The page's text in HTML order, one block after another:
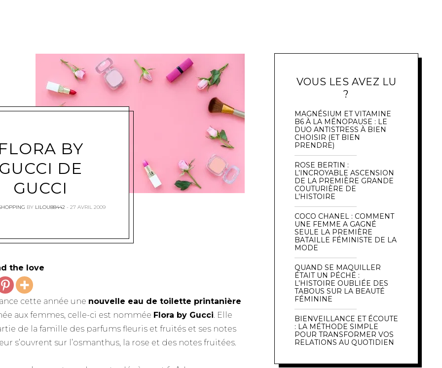
FLORA BY
GUCCI DE
GUCCI
BY LILOU88442 27 AVRIL 2009
the love
cette année une nouvelle eau de toilette printanière
aux femmes, celle-ci est nommée Flora by Gucci. Elle
de la famille des parfums fleuris et fruités et ses notes
s’ouvrent sur l’osmanthus, la rose et des notes fruitées.
VOUS LES AVEZ LU
?
MAGNÉSIUM ET VITAMINE
B6 À LA MÉNOPAUSE : LE
DUO ANTISTRESS À BIEN
CHOISIR (ET BIEN
PRENDRE)
ROSE BERTIN :
L’INCROYABLE ASCENSION
DE LA PREMIÈRE GRANDE
COUTURIÈRE DE
L’HISTOIRE
COCO CHANEL : COMMENT
UNE FEMME A GAGNÉ
SEULE LA PREMIÈRE
BATAILLE FÉMINISTE DE LA
MODE
QUAND SE MAQUILLER
ÉTAIT UN PÉCHÉ :
L’HISTOIRE OUBLIÉE DES
TABOUS SUR LA BEAUTÉ
FÉMININE
BIENVEILLANCE ET ÉCOUTE
: LA MÉTHODE SIMPLE
POUR TRANSFORMER VOS
RELATIONS AU QUOTIDIEN